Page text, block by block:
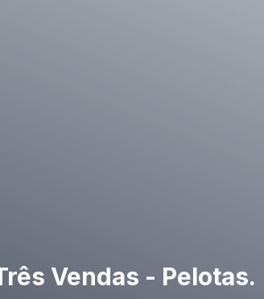
Vendas - Pelotas.